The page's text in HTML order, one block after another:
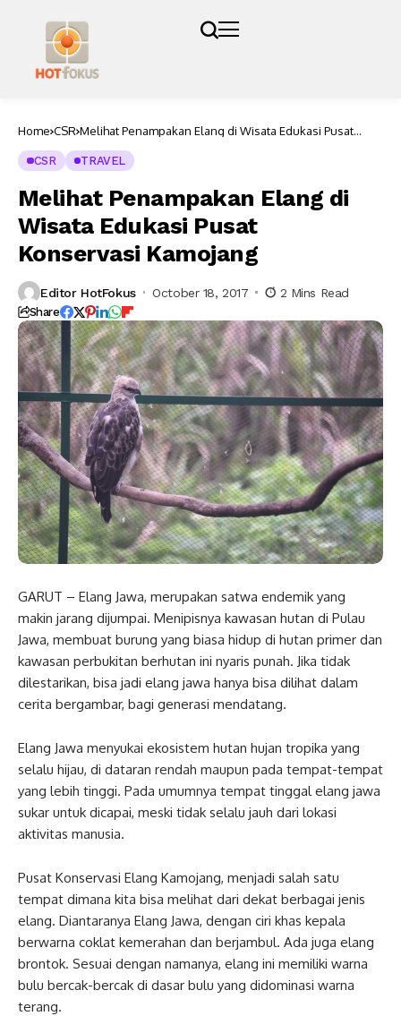
Home CSR Melihat Penampakan Elang di Wisata Edukasi Pusat
CSR TRAVEL
Melihat Penampakan Elang di
Wisata Edukasi Pusat
Konservasi Kamojang
Editor HotFokus October 18, 2017 2 Mins Read
Share
GARUT – Elang Jawa, merupakan satwa endemik yang
makin jarang dijumpai. Menipisnya kawasan hutan di Pulau
Jawa, membuat burung yang biasa hidup di hutan primer dan
kawasan perbukitan berhutan ini nyaris punah. Jika tidak
dilestarikan, bisa jadi elang jawa hanya bisa dilihat dalam
cerita bergambar, bagi generasi mendatang.
Elang Jawa menyukai ekosistem hutan hujan tropika yang
selalu hijau, di dataran rendah maupun pada tempat-tempat
yang lebih tinggi. Pada umumnya tempat tinggal elang jawa
sukar untuk dicapai, meski tidak selalu jauh dari lokasi
aktivitas manusia.
Pusat Konservasi Elang Kamojang, menjadi salah satu
tempat dimana kita bisa melihat dari dekat berbagai jenis
elang. Diantaranya Elang Jawa, dengan ciri khas kepala
berwarna coklat kemerahan dan berjambul. Ada juga elang
brontok. Sesuai dengan namanya, elang ini memiliki warna
bulu bercak-bercak di dasar bulu yang didominasi warna
terang.